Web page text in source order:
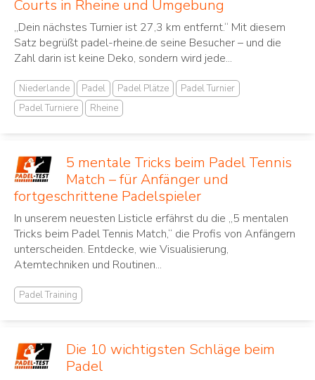
Courts in Rheine und Umgebung
„Dein nächstes Turnier ist 27,3 km entfernt.“ Mit diesem
Satz begrüßt padel-rheine.de seine Besucher – und die
Zahl darin ist keine Deko, sondern wird jede...
Niederlande Padel Padel Plätze
Padel Turnier
Padel Turniere
Rheine
5 mentale Tricks beim Padel Tennis
Match – für Anfänger und
fortgeschrittene Padelspieler
In unserem neuesten Listicle erfährst du die „5 mentalen
Tricks beim Padel Tennis Match,“ die Profis von Anfängern
unterscheiden. Entdecke, wie Visualisierung,
Atemtechniken und Routinen...
Padel Training
Die 10 wichtigsten Schläge beim
Padel